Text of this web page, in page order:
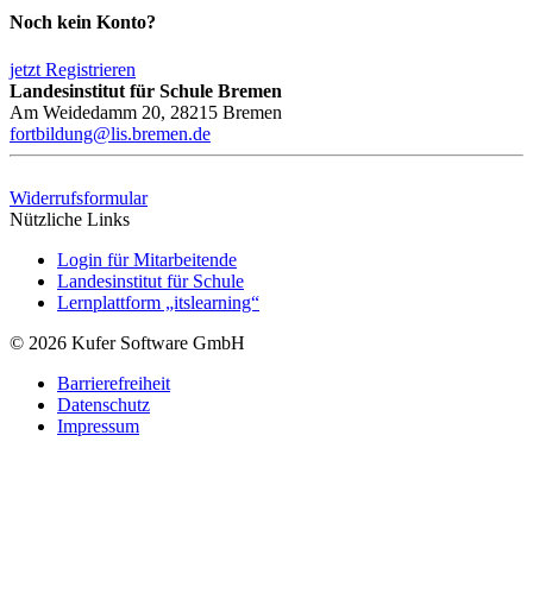
Noch kein Konto?
jetzt Registrieren
Landesinstitut für Schule Bremen
Am Weidedamm 20, 28215 Bremen
fortbildung@lis.bremen.de
Widerrufsformular
Nützliche Links
Login für Mitarbeitende
Landesinstitut für Schule
Lernplattform „itslearning“
© 2026 Kufer Software GmbH
Barrierefreiheit
Datenschutz
Impressum